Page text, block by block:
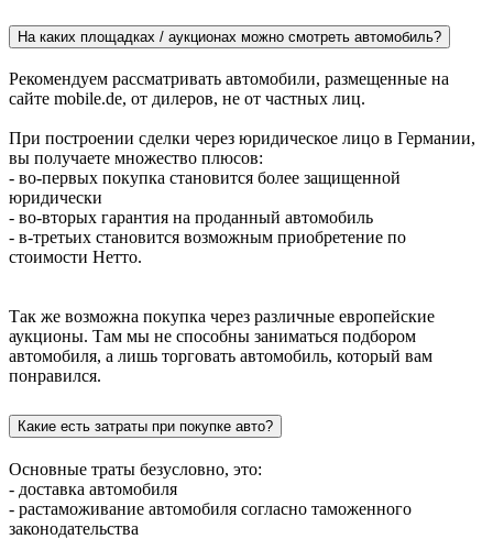
На каких площадках / аукционах можно смотреть автомобиль?
Рекомендуем рассматривать автомобили, размещенные на
сайте mobile.de, от дилеров, не от частных лиц.
При построении сделки через юридическое лицо в Германии,
вы получаете множество плюсов:
- во-первых покупка становится более защищенной
юридически
- во-вторых гарантия на проданный автомобиль
- в-третьих становится возможным приобретение по
стоимости Нетто.
Так же возможна покупка через различные европейские
аукционы. Там мы не способны заниматься подбором
автомобиля, а лишь торговать автомобиль, который вам
понравился.
Какие есть затраты при покупке авто?
Основные траты безусловно, это:
- доставка автомобиля
- растаможивание автомобиля согласно таможенного
законодательства